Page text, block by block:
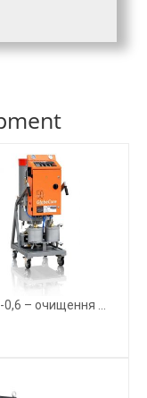
– очищення ...